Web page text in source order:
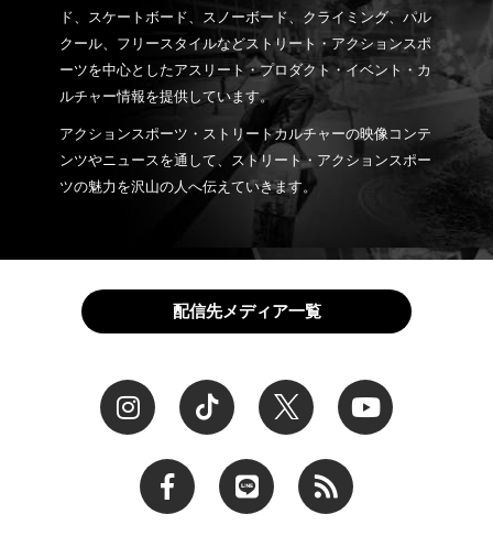
ド、スケートボード、スノーボード、クライミング、パル
クール、フリースタイルなどストリート・アクションスポ
ーツを中心としたアスリート・プロダクト・イベント・カ
ルチャー情報を提供しています。
アクションスポーツ・ストリートカルチャーの映像コンテ
ンツやニュースを通して、ストリート・アクションスポー
ツの魅力を沢山の人へ伝えていきます。
配信先メディア一覧